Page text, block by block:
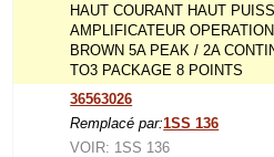
HAUT COURANT HAUT
AMPLIFICATEUR
BROWN 5A PEAK / 2A
TO3 PACKAGE 8 POINTS
36563026
Remplacé par:1SS 136
VOIR: 1SS 136